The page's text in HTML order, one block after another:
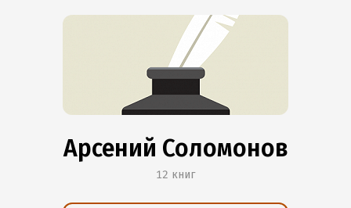
Арсений Соломонов
12 книг